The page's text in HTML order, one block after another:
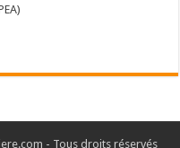
- Tous droits réservés